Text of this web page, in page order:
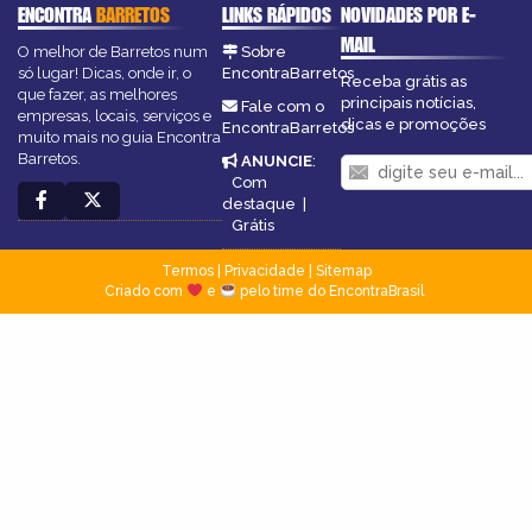
ENCONTRABARRETOS
O melhor de Barretos num
só lugar! Dicas, onde ir, o
que fazer, as melhores
empresas, locais, serviços e
muito mais no guia Encontra
Barretos.
LINKS RÁPIDOS
Sobre
EncontraBarretos
Fale com o
EncontraBarretos
ANUNCIE:
Com
destaque |
Grátis
NOVIDADES POR E-
MAIL
Receba grátis as
principais notícias,
dicas e promoções
Termos| Privacidade
Sitemap
Criado com
e pelo time do EncontraBrasil